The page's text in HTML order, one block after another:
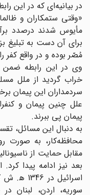
در بیانیه‌ای که در این
«وقتی ستمکاران و
مأیوس شدند درصدد
برای آن دست به تبلیغ
مُصّر بوده و در واقع کفر
وی در این رابطه ضمن
خراب گردید از ملل
سردمداران این پیمان
علل چنین پیمان و
پیمان پی ببرند.
به دنبال این مسائل،
محافظه‌کار، به صورت
مقابل حمایت از
بعد نیز ادامه پیدا
اسرائیل در